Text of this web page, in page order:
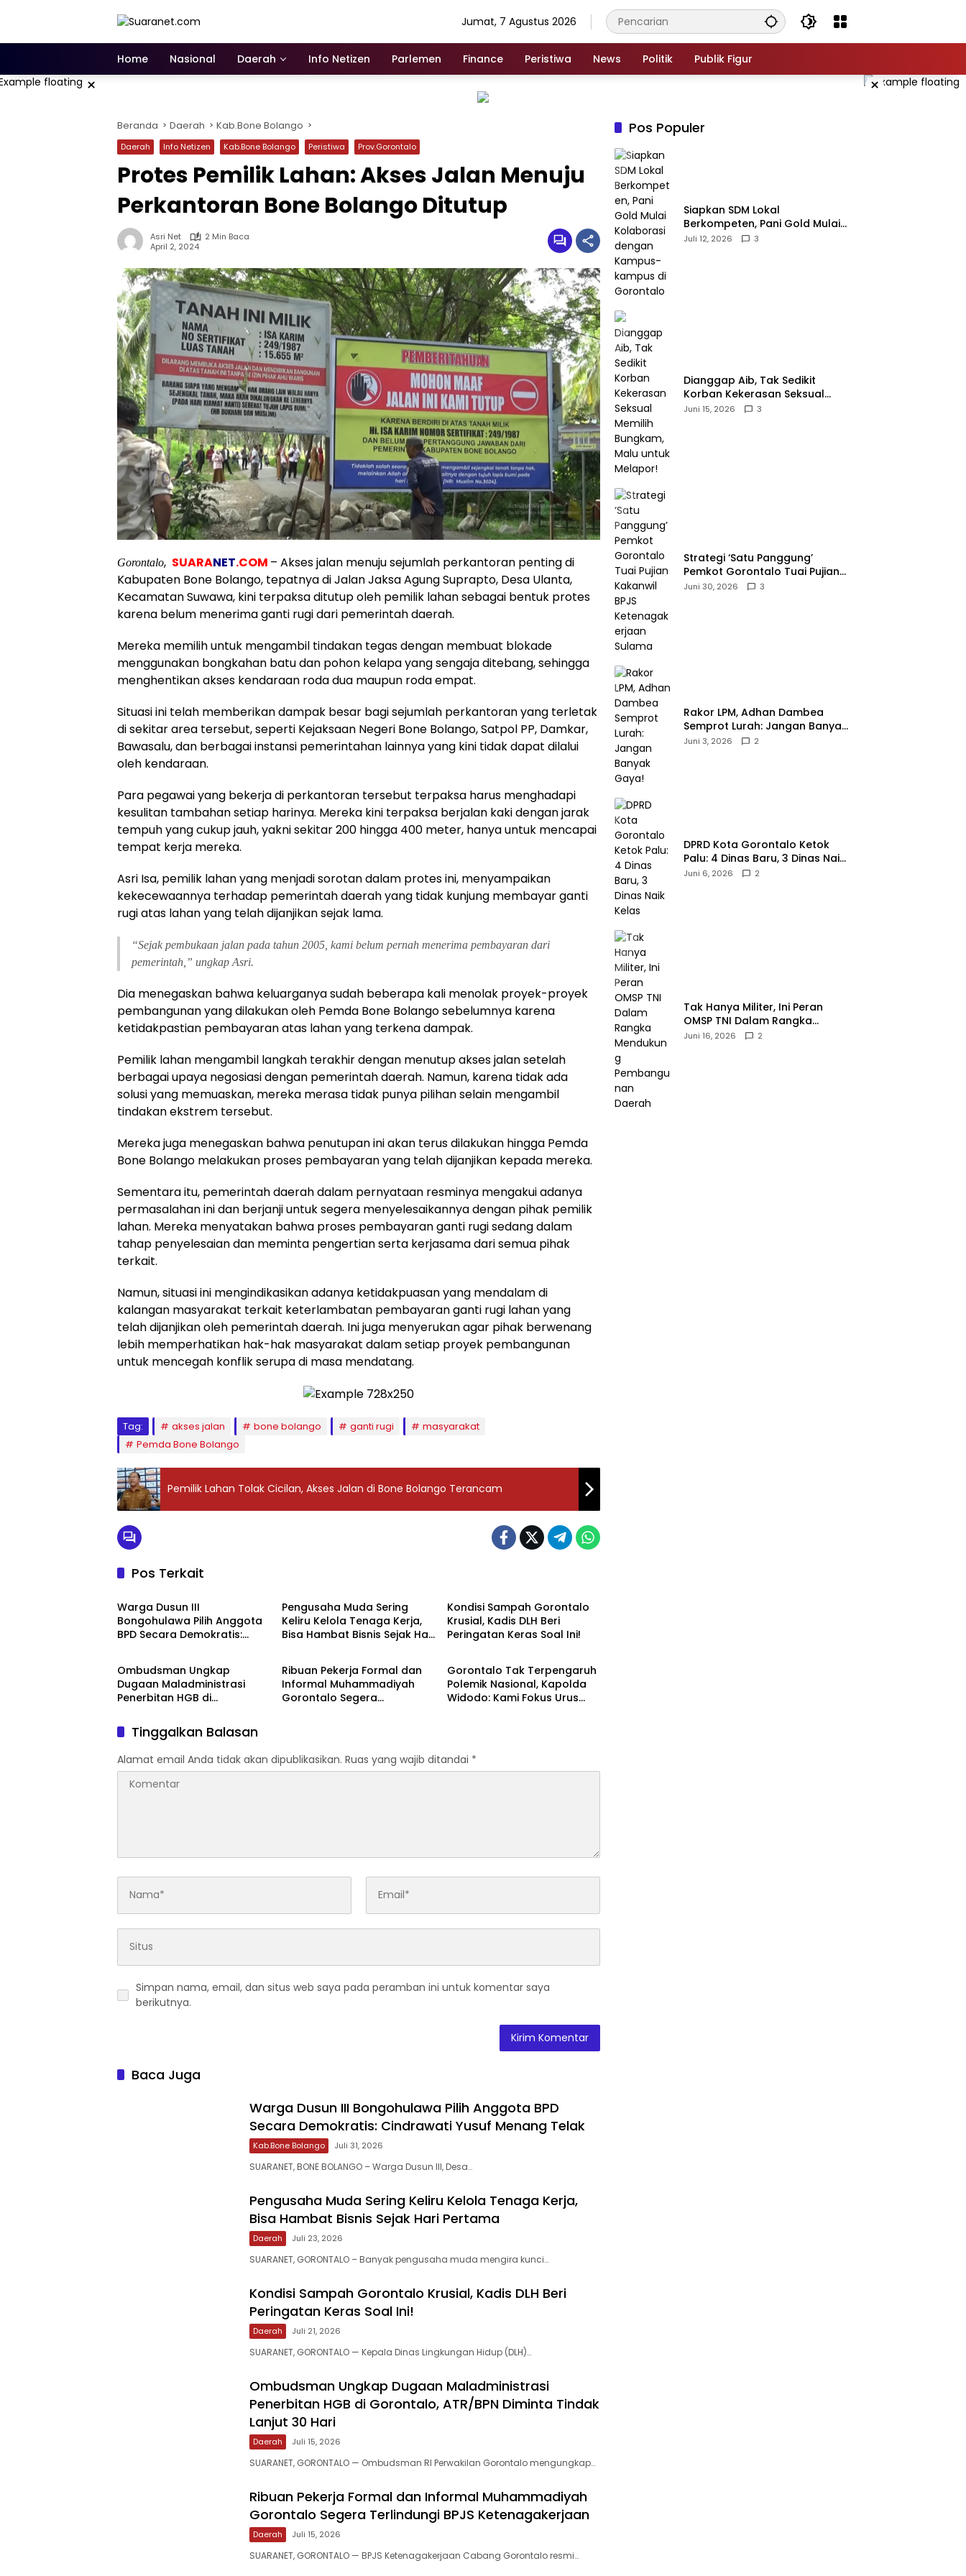
Jumat, 7 Agustus 2026
Home Nasional Daerah Info Netizen Parlemen Finance Peristiwa News Politik Publik Figur
× ×
Beranda Daerah Kab.Bone Bolango
Daerah Info Netizen Kab.Bone Bolango Peristiwa Prov.Gorontalo
Protes Pemilik Lahan: Akses Jalan Menuju
Perkantoran Bone Bolango Ditutup
Asri Net
2 Min Baca
April 2, 2024
Gorontalo, SUARANET.COM – Akses jalan menuju sejumlah perkantoran penting di
Kabupaten Bone Bolango, tepatnya di Jalan Jaksa Agung Suprapto, Desa Ulanta,
Kecamatan Suwawa, kini terpaksa ditutup oleh pemilik lahan sebagai bentuk protes
karena belum menerima ganti rugi dari pemerintah daerah.
Mereka memilih untuk mengambil tindakan tegas dengan membuat blokade
menggunakan bongkahan batu dan pohon kelapa yang sengaja ditebang, sehingga
menghentikan akses kendaraan roda dua maupun roda empat.
Situasi ini telah memberikan dampak besar bagi sejumlah perkantoran yang terletak
di sekitar area tersebut, seperti Kejaksaan Negeri Bone Bolango, Satpol PP, Damkar,
Bawasalu, dan berbagai instansi pemerintahan lainnya yang kini tidak dapat dilalui
oleh kendaraan.
Para pegawai yang bekerja di perkantoran tersebut terpaksa harus menghadapi
kesulitan tambahan setiap harinya. Mereka kini terpaksa berjalan kaki dengan jarak
tempuh yang cukup jauh, yakni sekitar 200 hingga 400 meter, hanya untuk mencapai
tempat kerja mereka.
Asri Isa, pemilik lahan yang menjadi sorotan dalam protes ini, menyampaikan
kekecewaannya terhadap pemerintah daerah yang tidak kunjung membayar ganti
rugi atas lahan yang telah dijanjikan sejak lama.
“Sejak pembukaan jalan pada tahun 2005, kami belum pernah menerima pembayaran dari
pemerintah,” ungkap Asri.
Dia menegaskan bahwa keluarganya sudah beberapa kali menolak proyek-proyek
pembangunan yang dilakukan oleh Pemda Bone Bolango sebelumnya karena
ketidakpastian pembayaran atas lahan yang terkena dampak.
Pemilik lahan mengambil langkah terakhir dengan menutup akses jalan setelah
berbagai upaya negosiasi dengan pemerintah daerah. Namun, karena tidak ada
solusi yang memuaskan, mereka merasa tidak punya pilihan selain mengambil
tindakan ekstrem tersebut.
Mereka juga menegaskan bahwa penutupan ini akan terus dilakukan hingga Pemda
Bone Bolango melakukan proses pembayaran yang telah dijanjikan kepada mereka.
Sementara itu, pemerintah daerah dalam pernyataan resminya mengakui adanya
permasalahan ini dan berjanji untuk segera menyelesaikannya dengan pihak pemilik
lahan. Mereka menyatakan bahwa proses pembayaran ganti rugi sedang dalam
tahap penyelesaian dan meminta pengertian serta kerjasama dari semua pihak
terkait.
Namun, situasi ini mengindikasikan adanya ketidakpuasan yang mendalam di
kalangan masyarakat terkait keterlambatan pembayaran ganti rugi lahan yang
telah dijanjikan oleh pemerintah daerah. Ini juga menyerukan agar pihak berwenang
lebih memperhatikan hak-hak masyarakat dalam setiap proyek pembangunan
untuk mencegah konflik serupa di masa mendatang.
Tag: akses jalan bone bolango ganti rugi
masyarakat
Pemda Bone Bolango
Pemilik Lahan Tolak Cicilan, Akses Jalan di Bone Bolango Terancam
Pos Terkait
Kab.Bone Bolango
Warga Dusun III
Bongohulawa Pilih Anggota
BPD Secara Demokratis:
‎Pengusaha Muda Sering
Keliru Kelola Tenaga Kerja,
Bisa Hambat Bisnis Sejak Hari
‎Kondisi Sampah Gorontalo
Krusial, Kadis DLH Beri
Peringatan Keras Soal Ini!‎‎
Daerah
‎Ombudsman Ungkap
Dugaan Maladministrasi
Penerbitan HGB di
Tindak Lanjut 30 Hari
Daerah
Ribuan Pekerja Formal dan
Informal Muhammadiyah
Gorontalo Segera
Daerah
‎Gorontalo Tak Terpengaruh
Polemik Nasional, Kapolda
Widodo: Kami Fokus Urus
Tinggalkan Balasan
Alamat email Anda tidak akan dipublikasikan. Ruas yang wajib ditandai *
Simpan nama, email, dan situs web saya pada peramban ini untuk komentar saya
berikutnya.
Baca Juga
Warga Dusun III Bongohulawa Pilih Anggota BPD
Secara Demokratis: Cindrawati Yusuf Menang Telak
Kab.Bone Bolango Juli 31, 2026
‎SUARANET, BONE BOLANGO – Warga Dusun III, Desa…
‎Pengusaha Muda Sering Keliru Kelola Tenaga Kerja,
Bisa Hambat Bisnis Sejak Hari Pertama
Daerah Juli 23, 2026
SUARANET, GORONTALO – Banyak pengusaha muda mengira kunci…
‎Kondisi Sampah Gorontalo Krusial, Kadis DLH Beri
Peringatan Keras Soal Ini!‎‎
Daerah Juli 21, 2026
SUARANET, GORONTALO — Kepala Dinas Lingkungan Hidup (DLH)…
‎Ombudsman Ungkap Dugaan Maladministrasi
Penerbitan HGB di Gorontalo, ATR/BPN Diminta Tindak
Lanjut 30 Hari
Daerah Juli 15, 2026
SUARANET, GORONTALO — Ombudsman RI Perwakilan Gorontalo mengungkap…
Ribuan Pekerja Formal dan Informal Muhammadiyah
Gorontalo Segera Terlindungi BPJS Ketenagakerjaan
Daerah Juli 15, 2026
SUARANET, GORONTALO — BPJS Ketenagakerjaan Cabang Gorontalo resmi…
Pos Populer
‎Siapkan SDM Lokal
Berkompeten, Pani Gold Mulai
Kolaborasi dengan Kampus-
Juli 12, 2026 3
‎Dianggap Aib, Tak Sedikit
Korban Kekerasan Seksual
Memilih Bungkam, Malu untuk
Juni 15, 2026 3
Strategi ‘Satu Panggung’
Pemkot Gorontalo Tuai Pujian
Kakanwil BPJS
Juni 30, 2026 3
‎Rakor LPM, Adhan Dambea
Semprot Lurah: Jangan Banyak
Gaya!‎
Juni 3, 2026 2
‎DPRD Kota Gorontalo Ketok
Palu: 4 Dinas Baru, 3 Dinas Naik
Kelas
Juni 6, 2026 2
‎Tak Hanya Militer, Ini Peran
OMSP TNI Dalam Rangka
Mendukung Pembangunan
Juni 16, 2026 2